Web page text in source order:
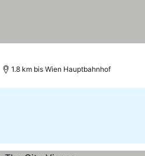
1.8 km bis Wien Hauptbahnhof